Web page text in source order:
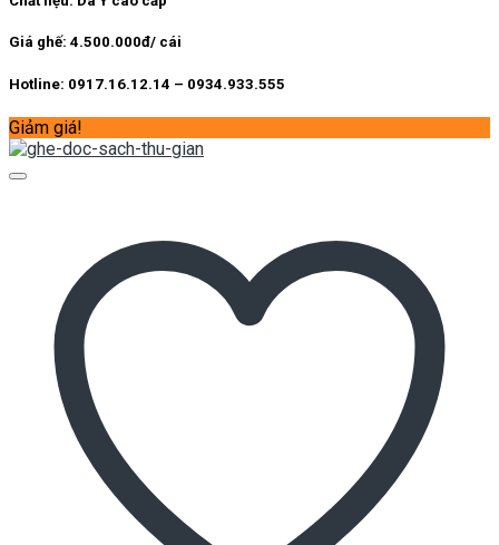
Giá ghế: 4.500.000đ/ cái
Hotline: 0917.16.12.14 – 0934.933.555
Giảm giá!